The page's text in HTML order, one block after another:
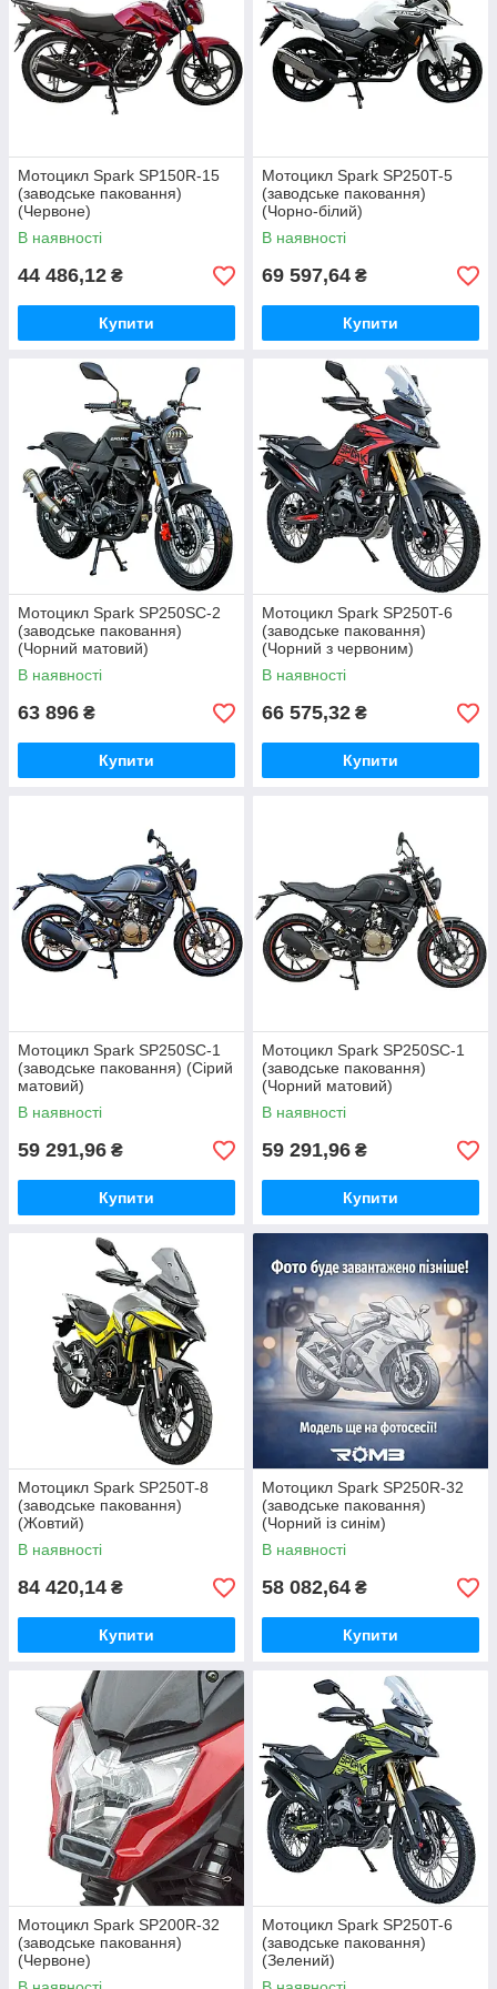
Мотоцикл Spark SP150R-15
(заводське паковання)
(Червоне)
В наявності
44 486,12 ₴
Купити
Мотоцикл Spark SP250T-5
(заводське паковання)
(Чорно-білий)
В наявності
69 597,64 ₴
Купити
Мотоцикл Spark SP250SC-2
(заводське паковання)
(Чорний матовий)
В наявності
63 896 ₴
Купити
Мотоцикл Spark SP250T-6
(заводське паковання)
(Чорний з червоним)
В наявності
66 575,32 ₴
Купити
Мотоцикл Spark SP250SC-1
(заводське паковання) (Сірий
матовий)
В наявності
59 291,96 ₴
Купити
Мотоцикл Spark SP250SC-1
(заводське паковання)
(Чорний матовий)
В наявності
59 291,96 ₴
Купити
Мотоцикл Spark SP250T-8
(заводське паковання)
(Жовтий)
В наявності
84 420,14 ₴
Купити
Мотоцикл Spark SP250R-32
(заводське паковання)
(Чорний із синім)
В наявності
58 082,64 ₴
Купити
Мотоцикл Spark SP200R-32
(заводське паковання)
(Червоне)
Мотоцикл Spark SP250T-6
(заводське паковання)
(Зелений)